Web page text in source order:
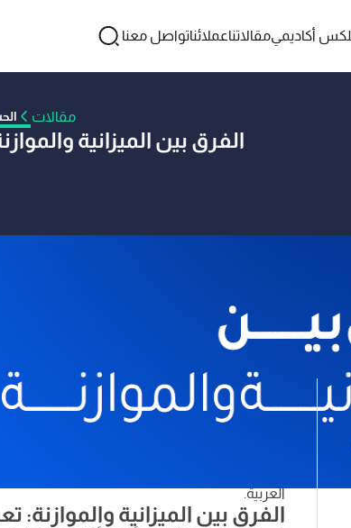
تواصل معناعملائنامقالاتناأكاديمي
مقالات
الفرق بين الميزانية والموازنة: 6 فروق جوهرية مع
تم النشر بواسطة فريق أكفليكس
إذا كنت صاحب عمل أو مدير مالي أو حتى محاسبًا
في هذا الدليل العملي سنعرّف المصطلحين
إعداد كل منهما، ثم نعرض أمثلة رقمية
العربية.
الفرق بين الميزانية